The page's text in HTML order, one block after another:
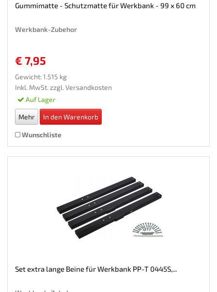
Gummimatte - Schutzmatte für Werkbank - 99 x 60 cm
Werkbank-Zubehor
€ 7,95
Gewicht: 1.515 kg
Inkl. MwSt. zzgl. Versandkosten
Auf Lager
Mehr In den Warenkorb
Wunschliste
Set extra lange Beine für Werkbank PP-T 0445S,...